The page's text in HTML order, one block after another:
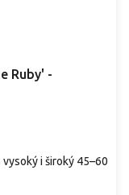
Ruby' -
i široký 45–60